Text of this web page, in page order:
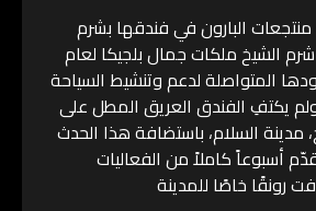
البارون في فندقها بشرم
شرم الشيخ ملكات جمال بلجيكا لعام
المتواصلة لدعم وتنشيط السياحة
يكتفِ الفندق العريق المطل على
السلام، باستضافة هذا الحدث
أسبوعاً كاملاً من الفعاليات
رونقًا خاصًا للمدينة